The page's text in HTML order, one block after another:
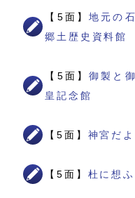
【5面】地元の
郷土歴史資料館
【5面】御製と
皇記念館
【5面】 神宮だよ
【5面】 杜に想ふ